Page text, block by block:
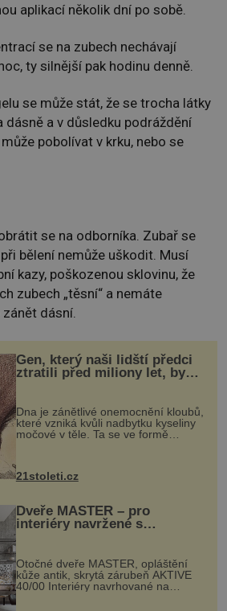
aplikací několik dní po sobě.
se na zubech nechávají
ty silnější pak hodinu denně.
se může stát, že se trocha látky
dásně a v důsledku podráždění
pobolívat v krku, nebo se
se na odborníka. Zubař se
bělení nemůže uškodit. Musí
kazy, poškozenou sklovinu, že
zubech „těsní“ a nemáte
dásní.
Gen, který naši lidští předci
ztratili před miliony let, by
mohl pomoci s léčbou
„nemoci králů“
Dna je zánětlivé onemocnění kloubů,
které vzniká kvůli nadbytku kyseliny
močové v těle. Ta se ve formě
nohou, a způsobuje bole...
21stoleti.cz
Dveře MASTER – pro
interiéry navržené s
rozumem i vášní!
Otočné dveře MASTER, opláštění
kůže antik, skrytá zárubeň AKTIVE
40/00 Interiéry navrhované na
zakázku často vyžadují atypické